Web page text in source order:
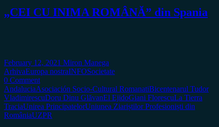
„CEI CU INIMA ROMÂNĂ” din Spania
February 12, 2021 Miron Manega
ArhivaEuropa nostraINFOSocietate
0 Comment
AndaluciaAsociación Socio-Cultural RomanatiBicentenarul Tudor
VladimirescuDoru Dinu GlăvanEl EjidoGiani FlorescuLa Tierra
TraciaUnirea PrincipatelorUniunea Ziariștilor Profesioniști din
RomâniaUZPR